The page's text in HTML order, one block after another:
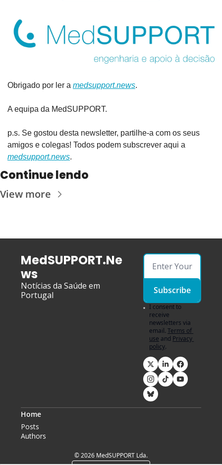
Obrigado por ler a medsupport.news.
A equipa da MedSUPPORT.
p.s. Se gostou desta newsletter, partilhe-a com os seus
medsupport.news.
Continue lendo
View more
MedSUPPORT.Ne
ws
Notícias da Saúde em
Portugal
Subscribe
I consent to
receive
newsletters via
email. Terms of
use and Privacy
policy.
Home
Posts
Authors
© 2026 MedSUPPORT Lda.